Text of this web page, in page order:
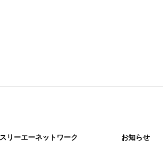
スリーエーネットワーク お知らせ